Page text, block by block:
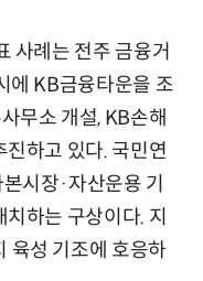
사례는 전주 금융거
에 KB금융타운을 조
무소 개설, KB손해
하고 있다. 국민연
시장·자산운용 기
하는 구상이다. 지
육성 기조에 호응하